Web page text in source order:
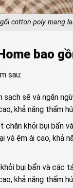
cotton poly mang
bao
sau:
sẽ và ngăn
khả năng thấm
chăn khỏi bụi bẩn
êm ái cao, khả
bụi bẩn và các
khả năng thấm